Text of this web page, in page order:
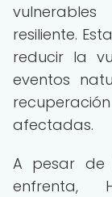
resiliente.
reducir la
eventos
afectadas.
A pesar de
enfrenta,